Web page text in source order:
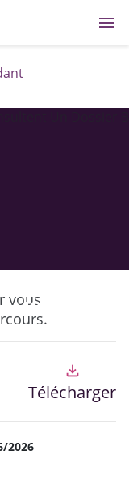
menu
?
vous
file_download
Télécharger
2026